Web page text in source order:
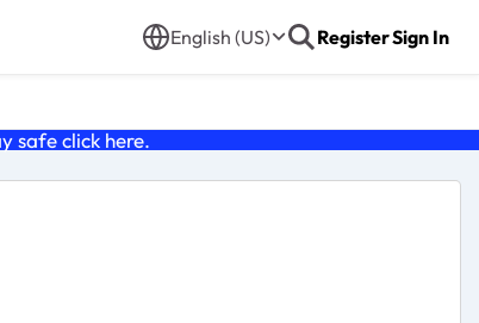
English (US) RegisterSign In
safe click here.